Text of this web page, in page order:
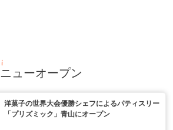
ニューオープン
洋菓子の世界大会優勝シェフによるパティスリー
「プリズミック」青山にオープン